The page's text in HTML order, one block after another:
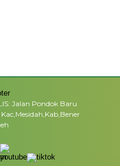
Jalan Pondok Baru